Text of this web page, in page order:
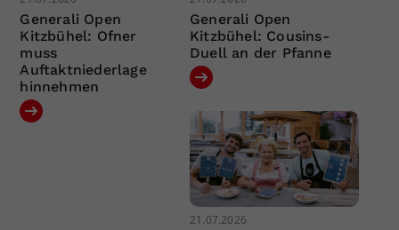
Generali Open
Kitzbühel: Ofner
muss
Auftaktniederlage
hinnehmen
Generali Open
Kitzbühel: Cousins-
Duell an der Pfanne
21.07.2026